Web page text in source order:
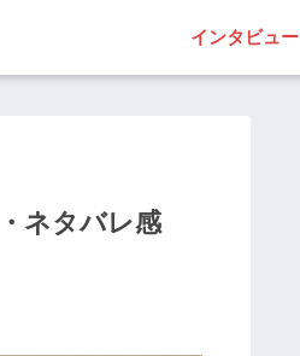
インタビュー
ネタバレ感